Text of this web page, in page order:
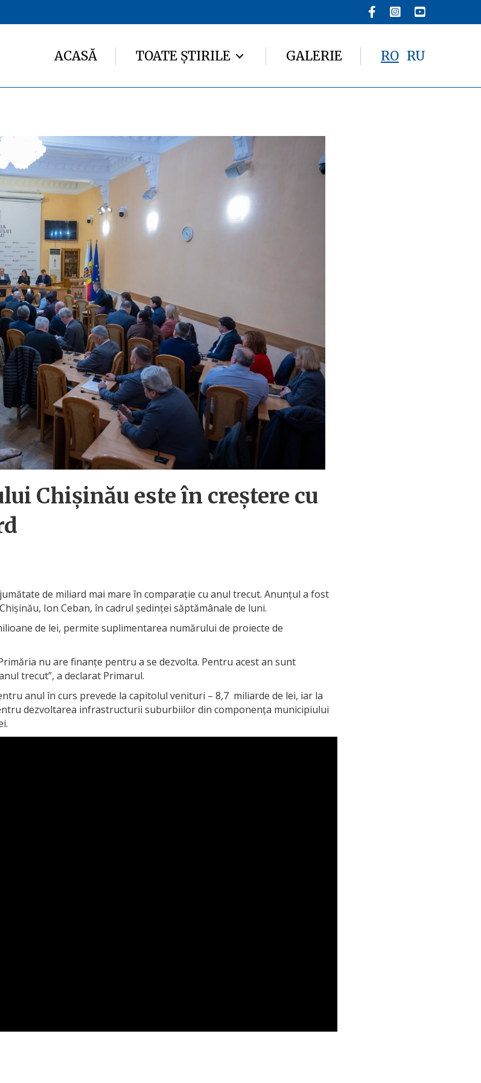
ACASĂ TOATE ȘTIRILE GALERIE RO RU
Chișinău este în creștere cu
de miliard mai mare în comparație cu anul trecut. Anunțul a fost
Ion Ceban, în cadrul ședinței săptămânale de luni.
de lei, permite suplimentarea numărului de proiecte de
nu are finanțe pentru a se dezvolta. Pentru acest an sunt
trecut”, a declarat Primarul.
anul în curs prevede la capitolul venituri – 8,7 miliarde de lei, iar la
dezvoltarea infrastructurii suburbiilor din componența municipiului